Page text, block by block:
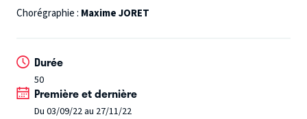
Chorégraphie : Maxime JORET
Durée
50
Première et dernière
Du 03/09/22 au 27/11/22